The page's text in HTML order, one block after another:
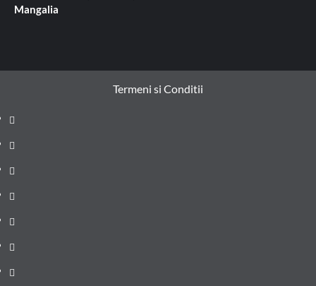
Mangalia
Termeni si Conditii
Prima
pagină
Știri
de
ultima
Administrație
locală
Actualitate
Justiție
Cultura
Sănătate